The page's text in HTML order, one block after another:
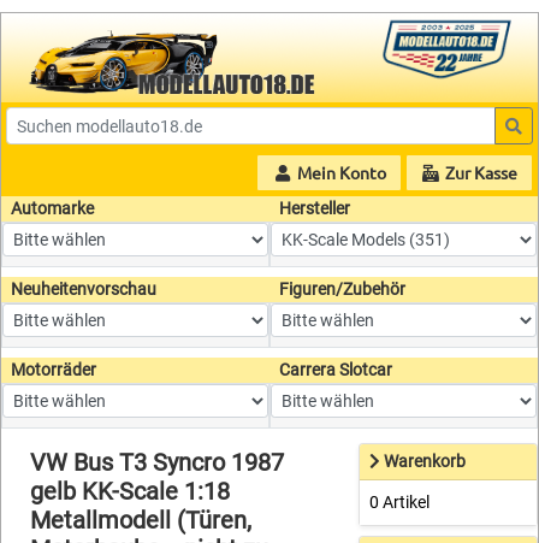
Mein Konto Zur Kasse
Automarke Hersteller
Neuheitenvorschau Figuren/Zubehör
Motorräder Carrera Slotcar
VW Bus T3 Syncro 1987
gelb KK-Scale 1:18
Metallmodell (Türen,
Warenkorb
0 Artikel